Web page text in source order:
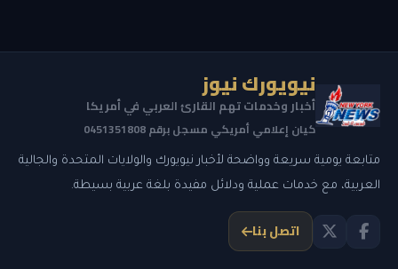
نيويورك نيوز
أخبار وخدمات تهم القارئ العربي في أمريكا
كيان إعلامي أمريكي مسجل برقم 0451351808
متابعة يومية سريعة وواضحة لأخبار نيويورك والولايات المتحدة والجالية
العربية، مع خدمات عملية ودلائل مفيدة بلغة عربية بسيطة.
اتصل بنا